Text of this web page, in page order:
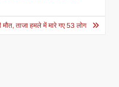
ताजा हमले में मारे गए 53 लोग